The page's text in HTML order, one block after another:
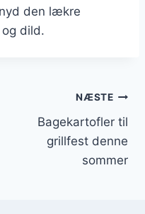
den lækre
dild.
NÆSTE
Bagekartofler til
grillfest denne
sommer